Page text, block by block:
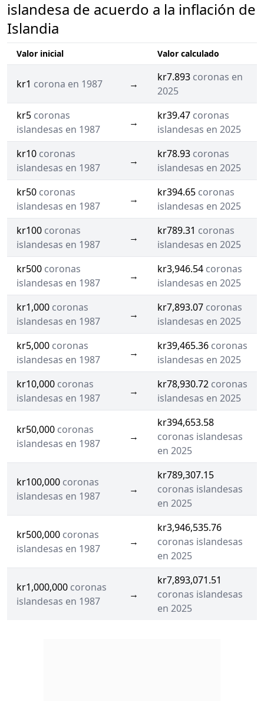
islandesa de acuerdo a la inflación de
Islandia
Valor inicial Valor calculado
kr1 corona en 1987 →
kr7.893 coronas en
2025
kr5 coronas
islandesas en 1987
→
kr39.47 coronas
islandesas en 2025
kr10 coronas
islandesas en 1987
→
kr78.93 coronas
islandesas en 2025
kr50 coronas
islandesas en 1987
→
kr394.65 coronas
islandesas en 2025
kr100 coronas
islandesas en 1987
→
kr789.31 coronas
islandesas en 2025
kr500 coronas
islandesas en 1987
→
kr3,946.54 coronas
islandesas en 2025
kr1,000 coronas
islandesas en 1987
→
kr7,893.07 coronas
islandesas en 2025
kr5,000 coronas
islandesas en 1987
→
kr39,465.36 coronas
islandesas en 2025
kr10,000 coronas
islandesas en 1987
→
kr78,930.72 coronas
islandesas en 2025
kr50,000 coronas
islandesas en 1987
→
kr394,653.58
coronas islandesas
en 2025
kr100,000 coronas
islandesas en 1987
→
kr789,307.15
coronas islandesas
en 2025
kr500,000 coronas
islandesas en 1987
→
kr3,946,535.76
coronas islandesas
en 2025
kr1,000,000 coronas
islandesas en 1987
→
kr7,893,071.51
coronas islandesas
en 2025